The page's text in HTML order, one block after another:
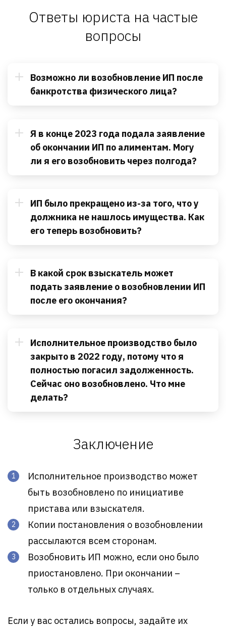
Ответы юриста на частые
вопросы
Возможно ли возобновление ИП после
банкротства физического лица?
Я в конце 2023 года подала заявление
об окончании ИП по алиментам. Могу
ли я его возобновить через полгода?
ИП было прекращено из-за того, что у
должника не нашлось имущества. Как
его теперь возобновить?
В какой срок взыскатель может
подать заявление о возобновлении ИП
после его окончания?
Исполнительное производство было
закрыто в 2022 году, потому что я
полностью погасил задолженность.
Сейчас оно возобновлено. Что мне
делать?
Заключение
Исполнительное производство может
быть возобновлено по инициативе
пристава или взыскателя.
Копии постановления о возобновлении
рассылаются всем сторонам.
Возобновить ИП можно, если оно было
приостановлено. При окончании –
только в отдельных случаях.
Если у вас остались вопросы, задайте их